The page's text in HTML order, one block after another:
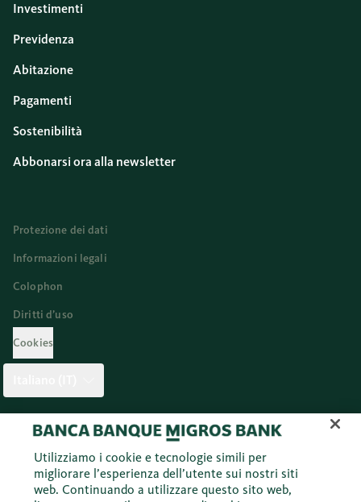
Investimenti
Previdenza
Abitazione
Pagamenti
Sostenibilità
Abbonarsi ora alla newsletter
Protezione dei dati
Informazioni legali
Colophon
Diritti d’uso
Cookies
Twitter Facebook Blog Instagram Youtube
© 2026 Banca Migros SA
Utilizziamo i cookie e tecnologie simili per
migliorare l’esperienza dell’utente sui nostri siti
web. Continuando a utilizzare questo sito web,